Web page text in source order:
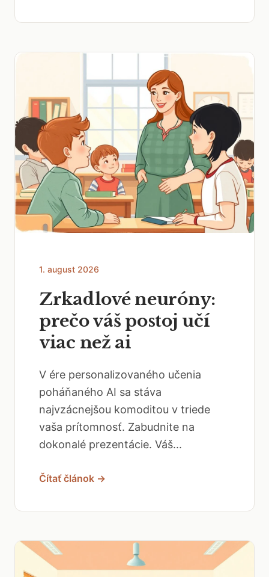
1. august 2026
Zrkadlové neuróny:
prečo váš postoj učí
viac než ai
V ére personalizovaného učenia
poháňaného AI sa stáva
najvzácnejšou komoditou v triede
vaša prítomnosť. Zabudnite na
dokonalé prezentácie. Váš...
Čítať článok →